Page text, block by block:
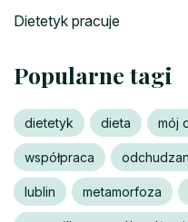
Dietetyk pracuje
Popularne tagi
dietetyk dieta mój
współpraca
lublin metamorfoza